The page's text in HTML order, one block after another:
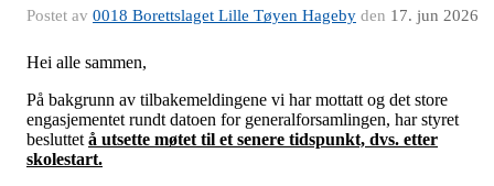
Postet av 0018 Borettslaget Lille Tøyen Hageby den 17. jun 2026
Hei alle sammen,
På bakgrunn av tilbakemeldingene vi har mottatt og det store
engasjementet rundt datoen for generalforsamlingen, har styret
besluttet å utsette møtet til et senere tidspunkt, dvs. etter
skolestart.